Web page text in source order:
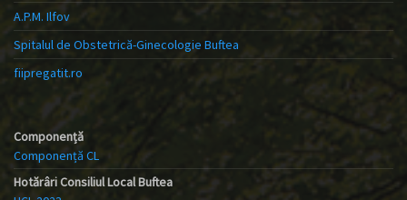
A.P.M. Ilfov
Spitalul de Obstetrică-Ginecologie Buftea
fiipregatit.ro
Componență
Componență CL
Hotărâri Consiliul Local Buftea